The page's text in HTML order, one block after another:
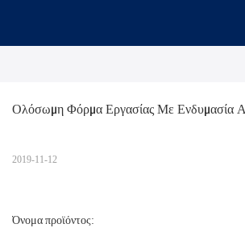
Ολόσωμη Φόρμα Εργασίας Με Ενδυμασία
2019-11-12
Όνομα προϊόντος: